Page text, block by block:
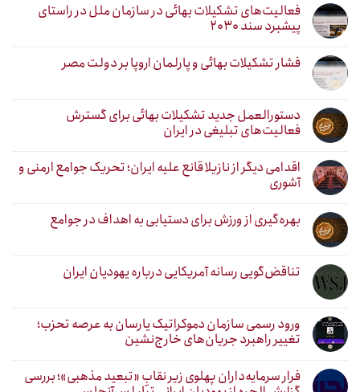
فعالیت‌های تشکیلات بهائی در سازمان ملل در راستای
پیشبرد سند ۲۰۳۰
فشار تشکیلات بهائی و پارلمان اروپا بر دولت مصر
دستورالعمل جدید تشکیلات بهائی برای گسترش
فعالیت‌های تبلیغی در ایران
اقدامی دیگر از نازیلا قانع علیه ایران؛ تحریک جوامع ارمنی و
آشوری
بهره‌گیری از ورزش برای دستیابی به اهداف در جوامع
تناقض‌گویی رسانه آمریکایی درباره یهودیان ایران
ورود رسمی سازمان دموکراتیک یارسان به عرصه تحزب؛
تغییر راهبرد جریان‌های خارج‌نشین
فرار سرمایه‌داران پهلوی زیر نقابِ «تبعید مذهبی»؛ بررسی